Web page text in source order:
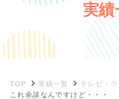
実績
TOP 実績一覧
テレビ・
これ余談なんですけど・・・